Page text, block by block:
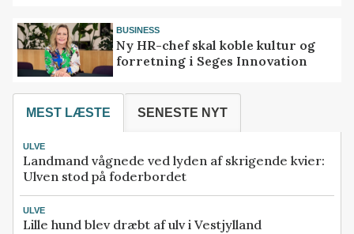
BUSINESS
Ny HR-chef skal koble kultur og
forretning i Seges Innovation
MEST LÆSTE SENESTE NYT
ULVE
Landmand vågnede ved lyden af skrigende kvier:
Ulven stod på foderbordet
ULVE
Lille hund blev dræbt af ulv i Vestjylland